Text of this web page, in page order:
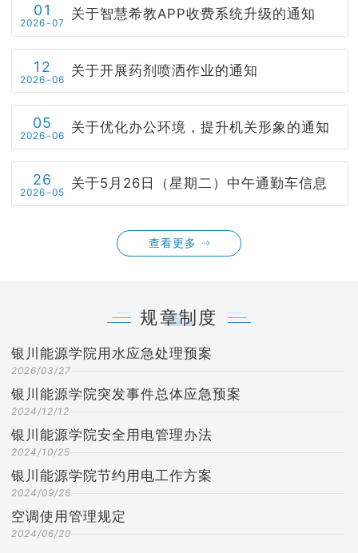
01
2026-07
关于智慧希教APP收费系统升级的通知
12
2026-06
关于开展药剂喷洒作业的通知
05
2026-06
关于优化办公环境，提升机关形象的通知
26
2026-05
关于5月26日（星期二）中午通勤车信息
查看更多
规章制度
银川能源学院用水应急处理预案
2026/03/27
银川能源学院突发事件总体应急预案
2024/12/12
银川能源学院安全用电管理办法
2024/10/25
银川能源学院节约用电工作方案
2024/09/26
空调使用管理规定
2024/06/20